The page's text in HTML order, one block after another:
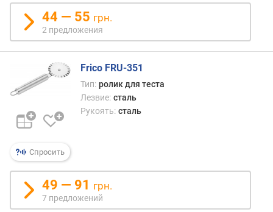
в
д
н
л
е
в
и
(
44 — 55 грн.
2 предложения
Спросить
Frico FRU-351
Тип: ролик для теста
Лезвие: сталь
Рукоять: сталь
49 — 91 грн.
7 предложений